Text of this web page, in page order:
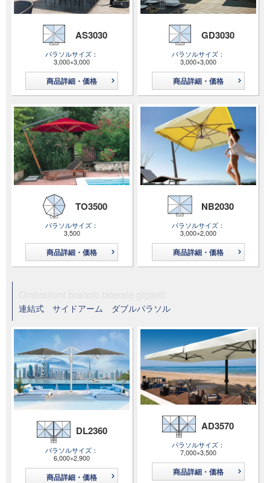
AS3030
パラソルサイズ
3,000×3,000
商品詳細・価格
GD3030
パラソルサイズ
3,000×3,000
商品詳細・価格
TO3500
パラソルサイズ
3,500
商品詳細・価格
NB2030
パラソルサイズ
3,000×2,000
商品詳細・価格
連結式 サイドアーム ダブルパラソル
DL2360
パラソルサイズ
6,000×2,900
商品詳細・価格
AD3570
パラソルサイズ
7,000×3,500
商品詳細・価格